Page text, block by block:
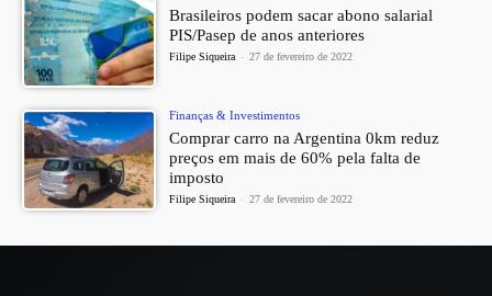
Brasileiros podem sacar abono salarial
PIS/Pasep de anos anteriores
Filipe Siqueira - 27 de fevereiro de 2022
Finanças & Investimentos
Comprar carro na Argentina 0km reduz
preços em mais de 60% pela falta de
imposto
Filipe Siqueira - 27 de fevereiro de 2022